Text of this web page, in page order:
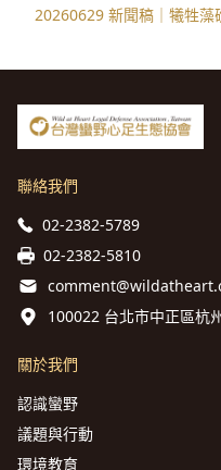
20260629 新聞稿｜犧牲藻
聯絡我們
02-2382-5789
02-2382-5810
100022 台北市中正區杭
關於我們
認識蠻野
議題與行動
環境教育